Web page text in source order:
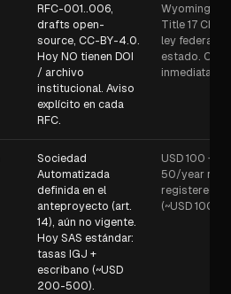
RFC-001..006,
drafts open-
source, CC-BY-4.0.
Hoy NO tienen DOI
/ archivo
institucional. Aviso
explícito en cada
RFC.
Wyoming
Title 17
ley federal
estado.
Sociedad
Automatizada
definida en el
anteproyecto (art.
14), aún no vigente.
Hoy SAS estándar:
tasas IGJ +
escribano (~USD
200-500).
USD 100 +
50/year
registered
(~USD 100-